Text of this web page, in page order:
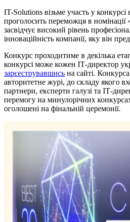
IT-Solutions візьме участь у конкурсі
проголосить переможця в номінації
засвідчує високий рівень
інноваційність компанії, яку він
Конкурс проходитиме в декілька
конкурсі може кожен ІТ-директор
зарєеструвавшись на сайті.
авторитетне журі, до складу якого
партнери, експерти галузі та ІТ-
перемогу на минулорічних
оголошені на фінальній церемонії.